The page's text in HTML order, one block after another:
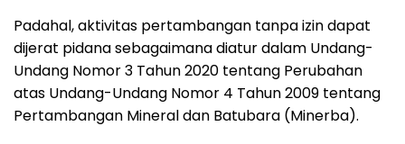
Padahal, aktivitas pertambangan tanpa izin dapat
dijerat pidana sebagaimana diatur dalam Undang-
Undang Nomor 3 Tahun 2020 tentang Perubahan
atas Undang-Undang Nomor 4 Tahun 2009 tentang
Pertambangan Mineral dan Batubara (Minerba).